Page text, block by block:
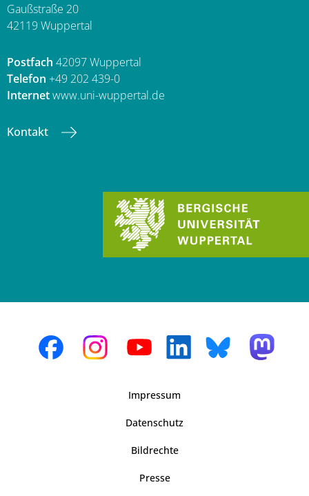
Gaußstraße 20
42119 Wuppertal
Postfach 42097 Wuppertal
Telefon +49 202 439-0
Internetwww.uni-wuppertal.de
Kontakt
Impressum
Datenschutz
Bildrechte
Presse